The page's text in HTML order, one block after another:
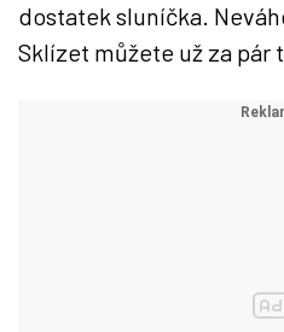
dostatek sluníčka.
Sklízet můžete už za pár